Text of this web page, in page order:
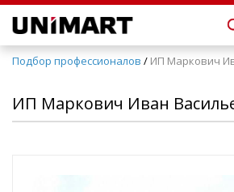
Подбор профессионалов / ИП Маркович
ИП Маркович Иван